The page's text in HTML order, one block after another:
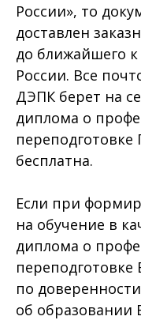
России», то
доставлен
до ближайшего
России. Все
ДЭПК берет на
диплома о
бесплатна.
Если при
на обучение в
диплома о
по
об образовании